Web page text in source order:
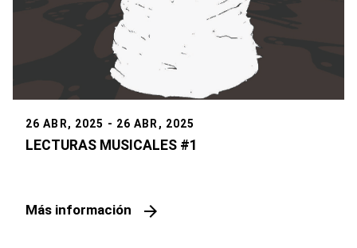
26 ABR, 2025 - 26 ABR, 2025
LECTURAS MUSICALES #1
Más información arrow_forward